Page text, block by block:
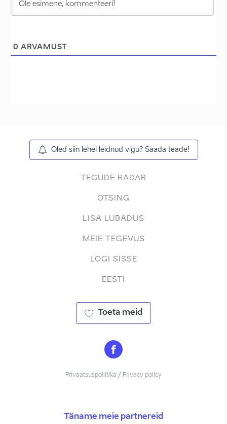
0 ARVAMUST
Oled siin lehel leidnud vigu? Saada teade!
TEGUDE RADAR
OTSING
LISA LUBADUS
MEIE TEGEVUS
LOGI SISSE
EESTI
Toeta meid
Privaatsuspoliitika / Privacy policy
Täname meie partnereid